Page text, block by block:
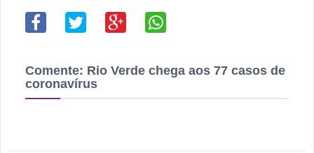
Comente: Rio Verde chega aos 77 casos de
coronavírus